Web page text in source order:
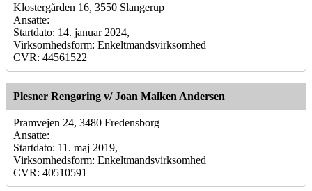
Klostergården 16, 3550 Slangerup
Ansatte:
Startdato: 14. januar 2024,
Virksomhedsform: Enkeltmandsvirksomhed
CVR: 44561522
Plesner Rengøring v/ Joan Maiken Andersen
Pramvejen 24, 3480 Fredensborg
Ansatte:
Startdato: 11. maj 2019,
Virksomhedsform: Enkeltmandsvirksomhed
CVR: 40510591